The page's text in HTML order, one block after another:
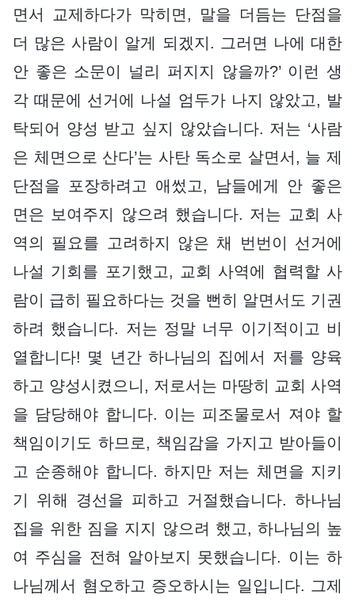
면서 교제하다가 막히면, 말을 더듬는 단점을
더 많은 사람이 알게 되겠지. 그러면 나에 대한
안 좋은 소문이 널리 퍼지지 않을까?’ 이런 생
각 때문에 선거에 나설 엄두가 나지 않았고, 발
탁되어 양성 받고 싶지 않았습니다. 저는 ‘사람
은 체면으로 산다’는 사탄 독소로 살면서, 늘 제
단점을 포장하려고 애썼고, 남들에게 안 좋은
면은 보여주지 않으려 했습니다. 저는 교회 사
역의 필요를 고려하지 않은 채 번번이 선거에
나설 기회를 포기했고, 교회 사역에 협력할 사
람이 급히 필요하다는 것을 뻔히 알면서도 기권
하려 했습니다. 저는 정말 너무 이기적이고 비
열합니다! 몇 년간 하나님의 집에서 저를 양육
하고 양성시켰으니, 저로서는 마땅히 교회 사역
을 담당해야 합니다. 이는 피조물로서 져야 할
책임이기도 하므로, 책임감을 가지고 받아들이
고 순종해야 합니다. 하지만 저는 체면을 지키
기 위해 경선을 피하고 거절했습니다. 하나님
집을 위한 짐을 지지 않으려 했고, 하나님의 높
여 주심을 전혀 알아보지 못했습니다. 이는 하
나님께서 혐오하고 증오하시는 일입니다. 그제